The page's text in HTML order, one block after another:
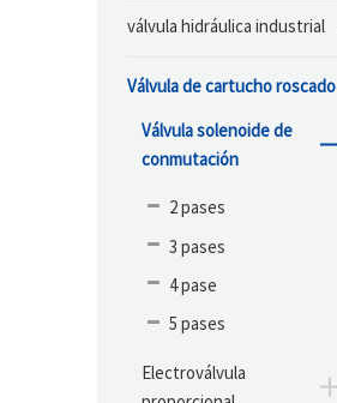
válvula hidráulica industrial
Válvula de cartucho roscado
Válvula solenoide de
conmutación
2 pases
3 pases
4 pase
5 pases
Electroválvula